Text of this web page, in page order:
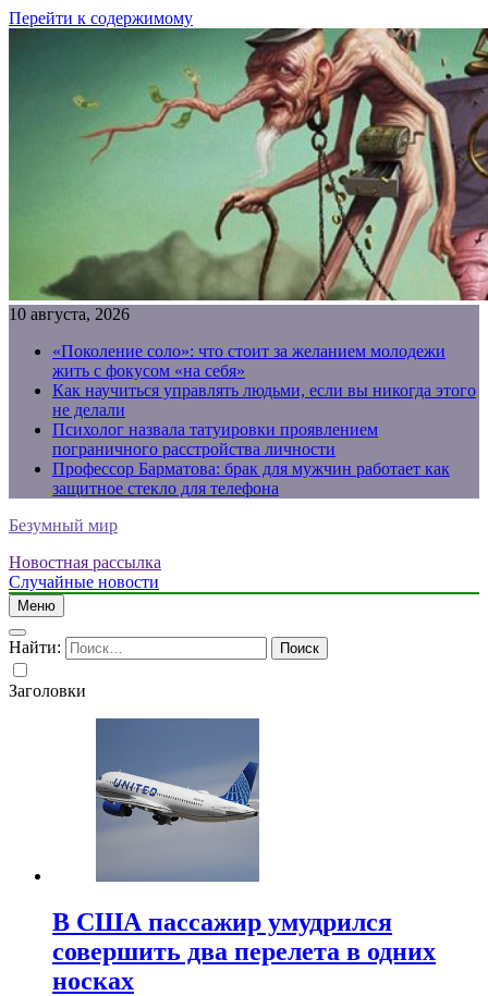
Перейти к содержимому
10 августа, 2026
«Поколение соло»: что стоит за желанием молодежи
жить с фокусом «на себя»
Как научиться управлять людьми, если вы никогда этого
не делали
Психолог назвала татуировки проявлением
пограничного расстройства личности
Профессор Барматова: брак для мужчин работает как
защитное стекло для телефона
Безумный мир
Новостная рассылка
Случайные новости
Меню
Найти:
Заголовки
В США пассажир умудрился
совершить два перелета в одних
носках